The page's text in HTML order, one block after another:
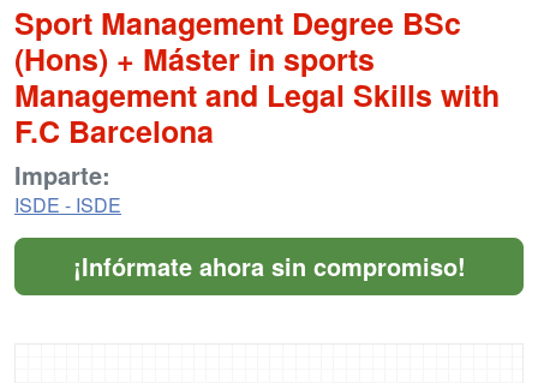
Sport Management Degree BSc
(Hons) + Máster in sports
Management and Legal Skills with
F.C Barcelona
Imparte:
ISDE - ISDE
¡Infórmate ahora sin compromiso!